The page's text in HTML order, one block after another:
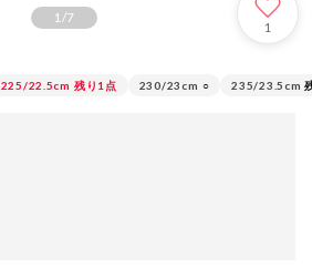
1/7
1
225/22.5cm 残り1点 230/23cm ○ 235/23.5cm